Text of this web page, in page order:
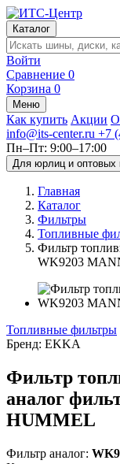
Каталог
Войти
Сравнение 0
Корзина 0
Меню
Как купить Акции О
info@its-center.ru +7
Пн–Пт: 9:00–17:00
Для юрлиц и оптовых
Главная
Каталог
Фильтры
Топливные
Фильтр
WK9203
Топливные фильтры
Бренд: EKKA
Фильтр
аналог
HUMMEL
Фильтр аналог: